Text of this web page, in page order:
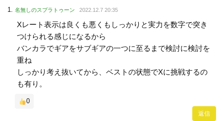
名無しのスプラトゥーン 2022.12.7 20:35
Xレート表示は良くも悪くもしっかりと実力を数字で突き
つけられる感じになるから
バンカラでギアをサブギアの一つに至るまで検討に検討を
重ね
しっかり考え抜いてから、ベストの状態でXに挑戦するの
も有り。
0
返信